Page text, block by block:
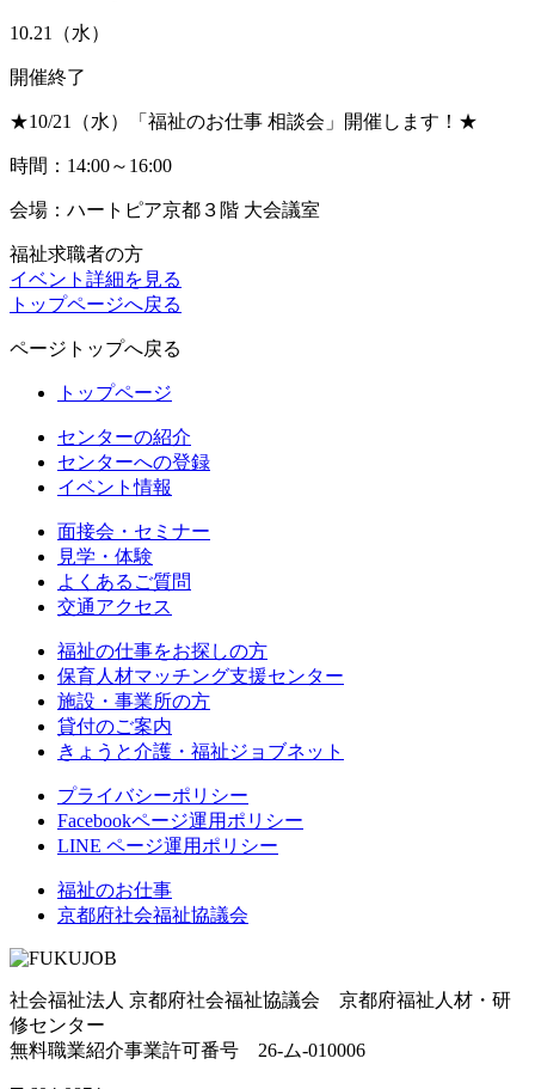
10.21 （水）
開催終了
★10/21（水）「福祉のお仕事 相談会」開催します！★
時間：14:00～16:00
会場：ハートピア京都３階 大会議室
福祉求職者の方
イベント詳細を見る
トップページへ戻る
ページトップへ戻る
トップページ
センターの紹介
センターへの登録
イベント情報
面接会・セミナー
見学・体験
よくあるご質問
交通アクセス
福祉の仕事をお探しの方
保育人材マッチング支援センター
施設・事業所の方
貸付のご案内
きょうと介護・福祉ジョブネット
プライバシーポリシー
Facebookページ運用ポリシー
LINE ページ運用ポリシー
福祉のお仕事
京都府社会福祉協議会
社会福祉法人 京都府社会福祉協議会 京都府福祉人材・研
修センター
無料職業紹介事業許可番号 26-ム-010006